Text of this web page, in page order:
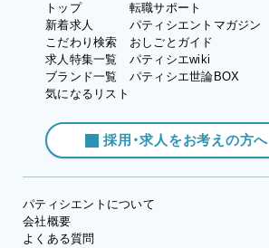
トップ
新着求人
こだわり検索
求人特集一覧
ブランド一覧
気になるリスト
転職サポート
パティシエントマガジン
おしごとガイド
パティシエwiki
パティシエ世論BOX
採用・求人をお考えの方へ
パティシエントについて
会社概要
よくある質問